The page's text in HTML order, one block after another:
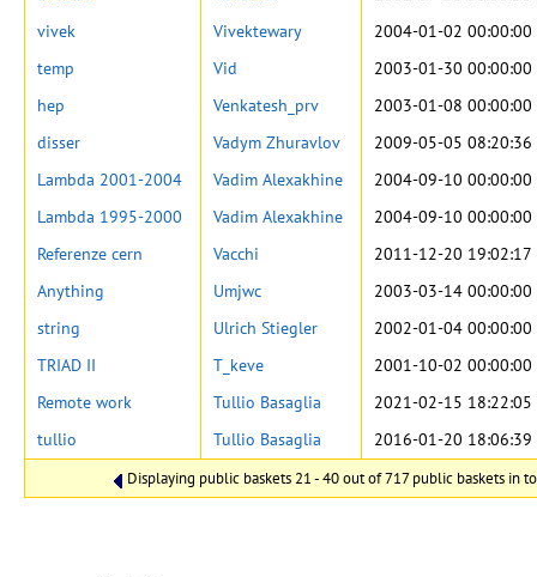
Displaying public baskets 21 - 40 out of 717 public baskets in
vivek
Vivektewary
2004-01-02 00:00:00
temp
Vid
2003-01-30 00:00:00
hep
Venkatesh_prv
2003-01-08 00:00:00
disser
Vadym Zhuravlov
2009-05-05 08:20:36
Lambda 2001-2004
Vadim Alexakhine
2004-09-10 00:00:00
Lambda 1995-2000
Vadim Alexakhine
2004-09-10 00:00:00
Referenze cern
Vacchi
2011-12-20 19:02:17
Anything
Umjwc
2003-03-14 00:00:00
string
Ulrich Stiegler
2002-01-04 00:00:00
TRIAD II
T_keve
2001-10-02 00:00:00
Remote work
Tullio Basaglia
2021-02-15 18:22:05
tullio
Tullio Basaglia 2016-01-20 18:06:39